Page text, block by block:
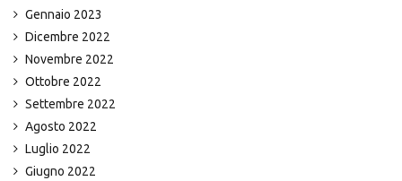
Gennaio 2023
Dicembre 2022
Novembre 2022
Ottobre 2022
Settembre 2022
Agosto 2022
Luglio 2022
Giugno 2022